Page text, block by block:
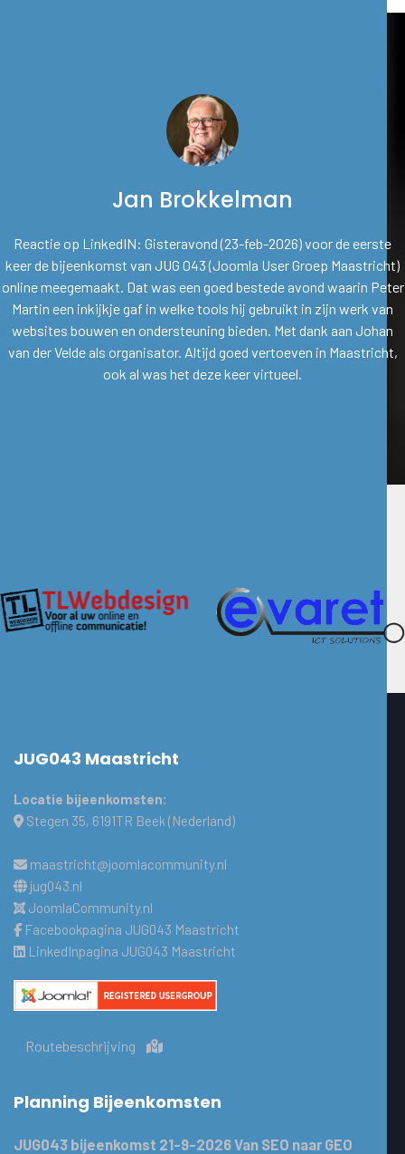
Ingrid Heuts
Ik vond mijn weg naar Jug43 op zoek naar volledige zelfcontrole bij
uitgeprobeerd, koos ik voor Joomla. De warme ontvangst en
behulpzaamheid van de leden maakten mijn keuze voor Jug43
compleet. Hun vriendelijkheid en expertise waren
precies wat ik zocht.
JUG043 Maastricht
Locatie bijeenkomsten:
Stegen 35, 6191TR Beek (Nederland)
maastricht@joomlacommunity.nl
jug043.nl
JoomlaCommunity.nl
Facebookpagina JUG043 Maastricht
LinkedInpagina JUG043 Maastricht
Routebeschrijving
Planning Bijeenkomsten
JUG043 bijeenkomst 21-9-2026 Van SEO naar GEO